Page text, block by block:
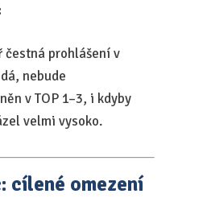
čestná prohlášení v
nebude
v TOP 1–3, i kdyby
velmi vysoko.
cílené omezení